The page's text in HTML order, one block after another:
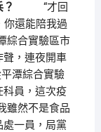
“才回
你還能陪我過
綜合實驗區市
聲，連夜開車
潭綜合實驗
科員，這次疫
雖然不是食品
一員，局黨